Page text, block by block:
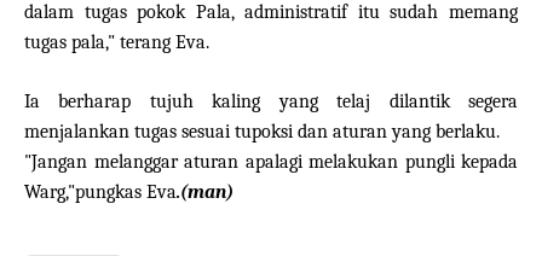
dalam tugas pokok Pala, administratif itu sudah memang
tugas pala," terang Eva.
Ia berharap tujuh kaling yang telaj dilantik segera
menjalankan tugas sesuai tupoksi dan aturan yang berlaku.
"Jangan melanggar aturan apalagi melakukan pungli kepada
Warg,"pungkas Eva.(man)